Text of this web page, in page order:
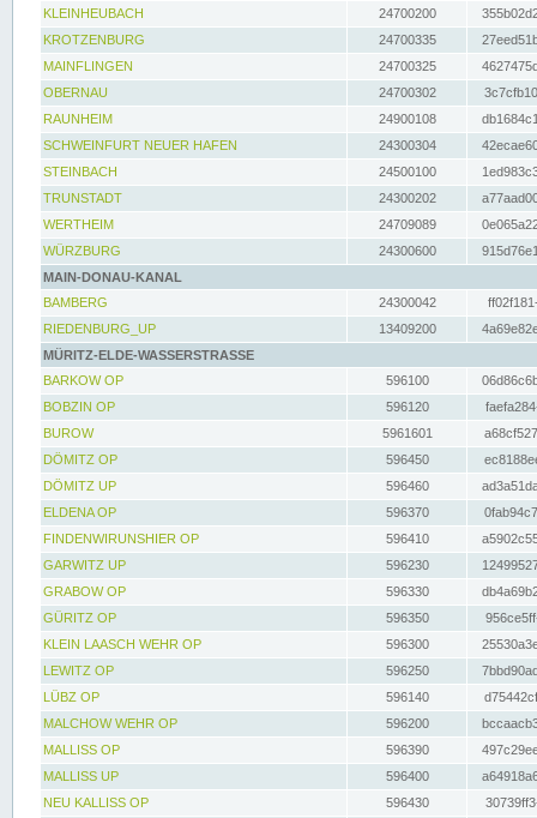
KLEINHEUBACH 24700200
KROTZENBURG
24700335
MAINFLINGEN
24700325
OBERNAU
24700302
RAUNHEIM
24900108
SCHWEINFURT NEUER HAFEN
24300304
STEINBACH
24500100
TRUNSTADT
24300202
WERTHEIM
24709089
WÜRZBURG
24300600
MAIN-DONAU-KANAL
BAMBERG
24300042
RIEDENBURG_UP
13409200
MÜRITZ-ELDE-WASSERSTRASSE
BARKOW OP
596100
BOBZIN OP
596120
BUROW
5961601
DÖMITZ OP
596450
DÖMITZ UP
596460
ELDENA OP
596370
FINDENWIRUNSHIER OP
596410
GARWITZ UP
596230
GRABOW OP
596330
GÜRITZ OP
596350
KLEIN LAASCH WEHR OP
596300
LEWITZ OP
596250
LÜBZ OP
596140
MALCHOW WEHR OP
596200
MALLISS OP
596390
MALLISS UP
596400
NEU KALLISS OP
596430